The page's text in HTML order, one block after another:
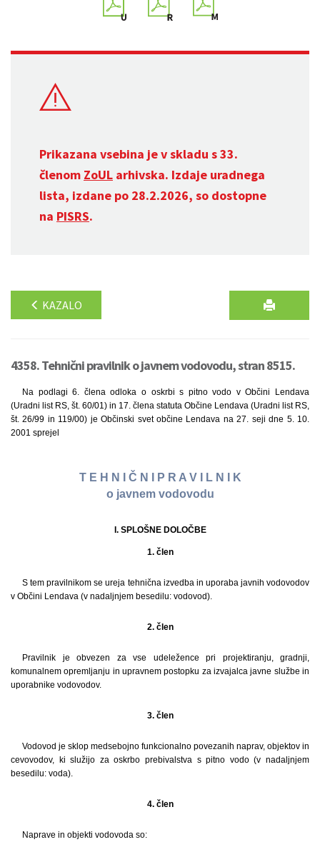
Prikazana vsebina je v skladu s 33.
členom ZoUL arhivska. Izdaje uradnega
lista, izdane po 28.2.2026, so dostopne
na PISRS.
KAZALO
4358. Tehnični pravilnik o javnem vodovodu, stran 8515.
Na podlagi 6. člena odloka o oskrbi s pitno vodo v Občini Lendava
(Uradni list RS, št. 60/01) in 17. člena statuta Občine Lendava (Uradni list RS,
št. 26/99 in 119/00) je Občinski svet občine Lendava na 27. seji dne 5. 10.
2001 sprejel
T E H N I Č N I P R A V I L N I K
o javnem vodovodu
I. SPLOŠNE DOLOČBE
1. člen
S tem pravilnikom se ureja tehnična izvedba in uporaba javnih vodovodov
v Občini Lendava (v nadaljnjem besedilu: vodovod).
2. člen
Pravilnik je obvezen za vse udeležence pri projektiranju, gradnji,
komunalnem opremljanju in upravnem postopku za izvajalca javne službe in
uporabnike vodovodov.
3. člen
Vodovod je sklop medsebojno funkcionalno povezanih naprav, objektov in
cevovodov, ki služijo za oskrbo prebivalstva s pitno vodo (v nadaljnjem
besedilu: voda).
4. člen
Naprave in objekti vodovoda so: